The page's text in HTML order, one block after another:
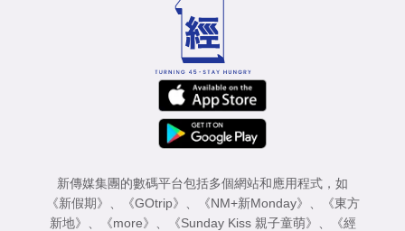
新傳媒集團的數碼平台包括多個網站和應用程式，如
《新假期》
《GOtrip》 《NM+新Monday》
《東方
新地》
《more》 《Sunday Kiss 親子童萌》
《經